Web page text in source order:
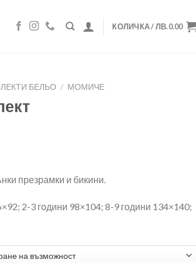
КОЛИЧКА /ЛВ.0.00
БЕЛЬО / МОМИЧЕ
презрамки и бикини.
2-3 години 98×104; 8-9 години 134×140;